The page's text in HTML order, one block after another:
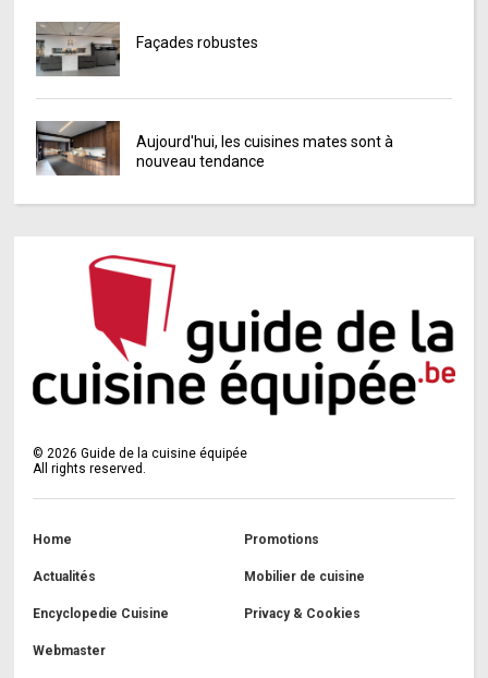
Façades robustes
Aujourd'hui, les cuisines mates sont à
nouveau tendance
©2026 Guide de la cuisine équipée
All rights reserved.
Home Promotions
Actualités Mobilier de cuisine
Encyclopedie Cuisine Privacy & Cookies
Webmaster